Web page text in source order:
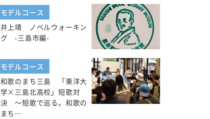
モデルコース
井上靖 ノベルウォーキン
グ -三島市編-
モデルコース
和歌のまち三島 「東洋大
学×三島北高校」短歌対
決 ～短歌で巡る。和歌の
まち…